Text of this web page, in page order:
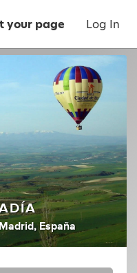
your page Log In
Madrid, España